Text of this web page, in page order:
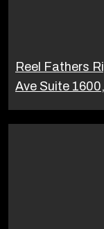
Reel Fathers
Ave Suite